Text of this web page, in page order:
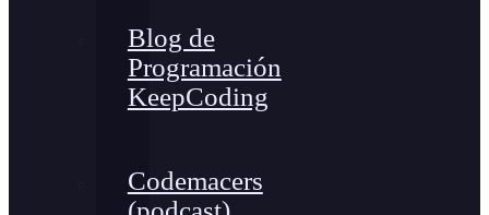
Blog de
Programación
KeepCoding
Codemacers